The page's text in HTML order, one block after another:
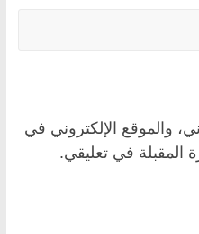
والموقع الإلكتروني في
المقبلة في تعليقي.